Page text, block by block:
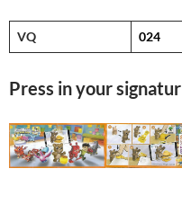
VQ 024
Press in your signatur